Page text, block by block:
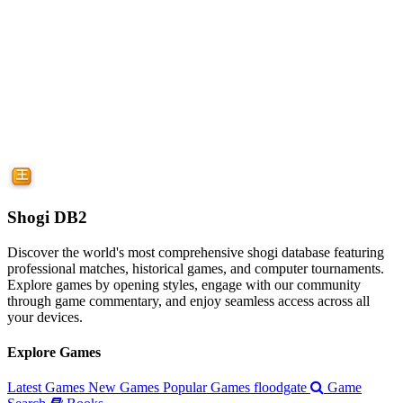
Shogi DB2
Discover the world's most comprehensive shogi database featuring
professional matches, historical games, and computer tournaments.
Explore games by opening styles, engage with our community
through game commentary, and enjoy seamless access across all
your devices.
Explore Games
Latest Games New Games Popular Games floodgate
Game